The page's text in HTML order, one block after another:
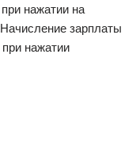
нажатии на
зарплаты
нажатии